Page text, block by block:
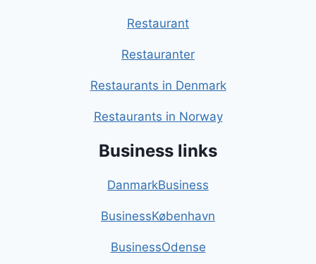
Restaurant
Restauranter
Restaurants in Denmark
Restaurants in Norway
Business links
DanmarkBusiness
BusinessKøbenhavn
BusinessOdense